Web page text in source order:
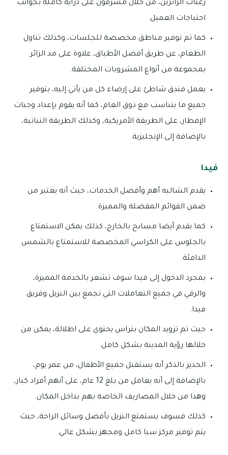
رغبات الزائرين، من خلال مشرفون على دراية كاملة بجوانب
احتياجات العميل.
كما تم توفير مناطق مخصصة للجلسات، وكذلك تناول
الطعام، عن طريق أفضل الأطباق، علاوة على مد الزائر
بمجموعة من أنواع المشروبات المختلفة.
يعمل فندق شاطئ على إرضاء كل من يأتي إليه، بتوفير
جميع ما يتناسب مع ذوق العام، كما أنه يقوم بإعداد وجبات
الإفطار، على الطريقة الأمريكية، وكذلك الطريقة النباتية،
بالإضافة إلى الإنجليزية.
فيدا
يقدم الشاليه أهم وأفضل الخدمات، حيث أنه يعتبر من
ضمن القوائم المفضلة والمميزة.
كما يقدم أيضا مسابح بالخارج، كذلك يمكن الاستمتاع
بالجلوس على الكراسي المخصصة للاستمتاع بالشمس
الدافئة.
بمجرد الدخول إلى فيدا سوف تشعر بالخدمة المميزة،
والرقي في جميع التعاملات التي تجمع بين النزيل وفريق
فيدا.
حيث تم تزويد المكان بتراس يحتوي على اطلالة، يمكن من
خلالها رؤية المدينة بشكل كامل.
الجدير بالذكر أنه يستقبل جميع الأطفال، من عمر يوم،
بالإضافة إلى أنه يعامل من بلغ 12 عام، على أنهم أفراد كبار،
وهذا من خلال المصاريف الخاصة بهم بداخل المكان.
كذلك فسوف يستمتع النزيل بأفضل وسائل الراحة، حيث
يتم توفير مركز سبا كامل ومجهز بشكل عالي.